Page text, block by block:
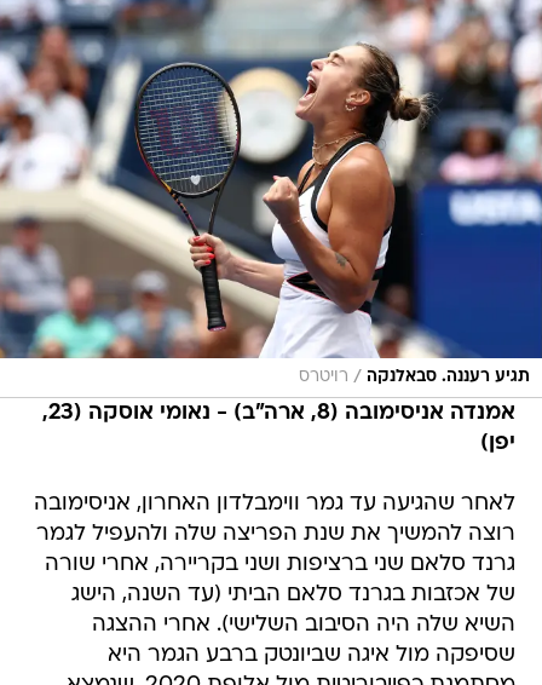
תגיע רעננה. סבאלנקה / רויטרס
אמנדה אניסימובה (8, ארה"ב) - נאומי אוסקה (23,
יפן)
לאחר שהגיעה עד גמר ווימבלדון האחרון, אניסימובה
רוצה להמשיך את שנת הפריצה שלה ולהעפיל לגמר
גרנד סלאם שני ברציפות ושני בקריירה, אחרי שורה
של אכזבות בגרנד סלאם הביתי (עד השנה, הישג
השיא שלה היה הסיבוב השלישי). אחרי ההצגה
שסיפקה מול איגה שביונטק ברבע הגמר היא